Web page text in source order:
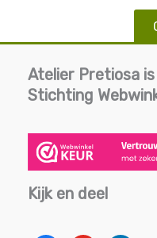
Atelier Pretiosa
Stichting
Kijk en deel